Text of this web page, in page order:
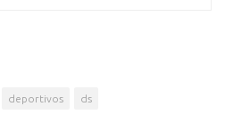
deportivos ds